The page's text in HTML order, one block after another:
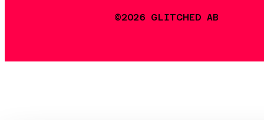
©2026 GLITCHED AB